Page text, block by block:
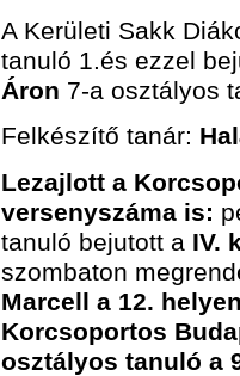
A Kerületi Sakk
tanuló 1.és ezzel
Áron 7-a osztályos
Felkészítő tanár:
Lezajlott a
versenyszáma is:
tanuló bejutott a IV.
szombaton
Marcell a 12.
Korcsoportos
osztályos tanuló a